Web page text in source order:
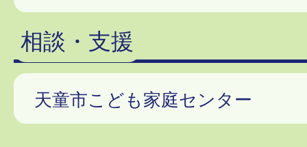
相談・支援
天童市こども家庭センター